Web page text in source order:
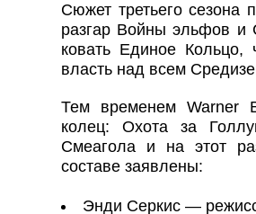
Сюжет третьего сезона
разгар Войны эльфов и
ковать Единое Кольцо,
власть над всем
Тем временем Warner
колец: Охота за
Смеагола и на этот
составе заявлены:
Энди Серкис —